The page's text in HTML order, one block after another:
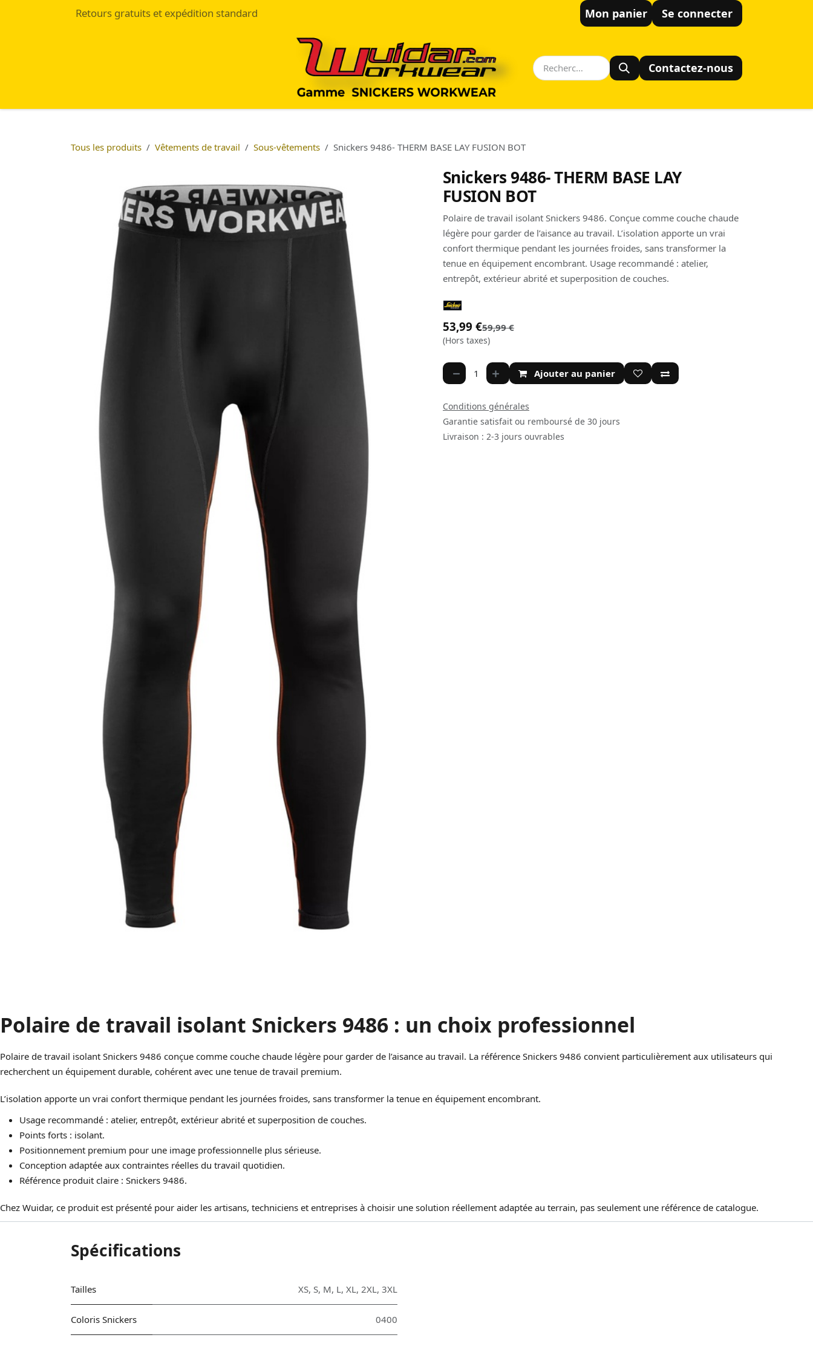
Retours gratuits et expédition standard Mon panier Se connecter
Contactez-nous
Tous les produits Vêtements de travail Sous-vêtements Snickers 9486- THERM BASE LAY FUSION BOT
Snickers 9486- THERM BASE LAY
FUSION BOT
Polaire de travail isolant Snickers 9486. Conçue comme couche chaude
légère pour garder de l’aisance au travail. L’isolation apporte un vrai
confort thermique pendant les journées froides, sans transformer la
tenue en équipement encombrant. Usage recommandé : atelier,
entrepôt, extérieur abrité et superposition de couches.
53,99 €59,99€
(Hors taxes)
Ajouter au panier
Conditions générales
Garantie satisfait ou remboursé de 30 jours
Livraison : 2-3 jours ouvrables
Polaire de travail isolant Snickers 9486 : un choix professionnel
Polaire de travail isolant Snickers 9486 conçue comme couche chaude légère pour garder de l’aisance au travail. La référence Snickers 9486 convient particulièrement aux utilisateurs qui
recherchent un équipement durable, cohérent avec une tenue de travail premium.
L’isolation apporte un vrai confort thermique pendant les journées froides, sans transformer la tenue en équipement encombrant.
Usage recommandé : atelier, entrepôt, extérieur abrité et superposition de couches.
Points forts : isolant.
Positionnement premium pour une image professionnelle plus sérieuse.
Conception adaptée aux contraintes réelles du travail quotidien.
Référence produit claire : Snickers 9486.
Chez Wuidar, ce produit est présenté pour aider les artisans, techniciens et entreprises à choisir une solution réellement adaptée au terrain, pas seulement une référence de catalogue.
Spécifications
Tailles XS, S, M, L, XL, 2XL, 3XL
Coloris Snickers 0400